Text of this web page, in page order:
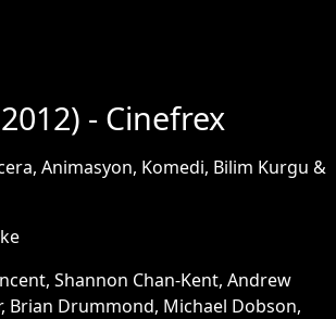
2012) - Cinefrex
Animasyon, Komedi, Bilim Kurgu &
Shannon Chan-Kent, Andrew
Brian Drummond, Michael Dobson,